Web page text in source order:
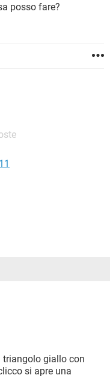
10
posso fare?
triangolo giallo con
si apre una